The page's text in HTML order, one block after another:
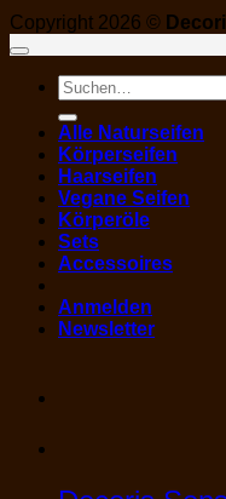
Copyright 2026 ©
Suchen
nach:
Alle Naturseifen
Körperseifen
Haarseifen
Vegane Seifen
Körperöle
Sets
Accessoires
Anmelden
Newsletter